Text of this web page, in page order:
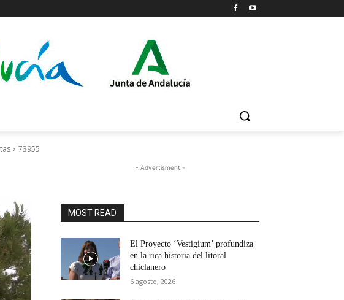
73955
- Advertisment -
MOST READ
El Proyecto ‘Vestigium’ profundiza
en la rica historia del litoral
chiclanero
6 agosto, 2026